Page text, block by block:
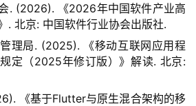
. (2026). 《2026年中国软件产业高
. 北京: 中国软件行业协会出版社.
理局. (2025). 《移动互联网应用程
定（2025年修订版）》解读. 北京:
《基于Flutter与原生混合架构的移